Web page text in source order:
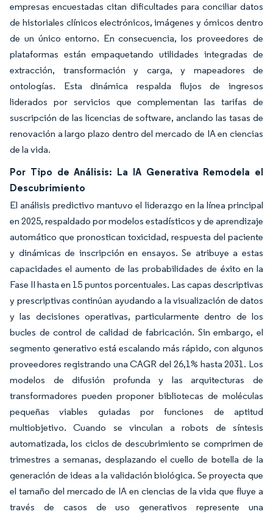
empresas encuestadas citan dificultades para conciliar datos
de historiales clínicos electrónicos, imágenes y ómicos dentro
de un único entorno. En consecuencia, los proveedores de
plataformas están empaquetando utilidades integradas de
extracción, transformación y carga, y mapeadores de
ontologías. Esta dinámica respalda flujos de ingresos
liderados por servicios que complementan las tarifas de
suscripción de las licencias de software, anclando las tasas de
renovación a largo plazo dentro del mercado de IA en ciencias
de la vida.
Por Tipo de Análisis: La IA Generativa Remodela el
Descubrimiento
El análisis predictivo mantuvo el liderazgo en la línea principal
en 2025, respaldado por modelos estadísticos y de aprendizaje
automático que pronostican toxicidad, respuesta del paciente
y dinámicas de inscripción en ensayos. Se atribuye a estas
capacidades el aumento de las probabilidades de éxito en la
Fase II hasta en 15 puntos porcentuales. Las capas descriptivas
y prescriptivas continúan ayudando a la visualización de datos
y las decisiones operativas, particularmente dentro de los
bucles de control de calidad de fabricación. Sin embargo, el
segmento generativo está escalando más rápido, con algunos
proveedores registrando una CAGR del 26,1% hasta 2031. Los
modelos de difusión profunda y las arquitecturas de
transformadores pueden proponer bibliotecas de moléculas
pequeñas viables guiadas por funciones de aptitud
multiobjetivo. Cuando se vinculan a robots de síntesis
automatizada, los ciclos de descubrimiento se comprimen de
trimestres a semanas, desplazando el cuello de botella de la
generación de ideas a la validación biológica. Se proyecta que
el tamaño del mercado de IA en ciencias de la vida que fluye a
través de casos de uso generativos represente una